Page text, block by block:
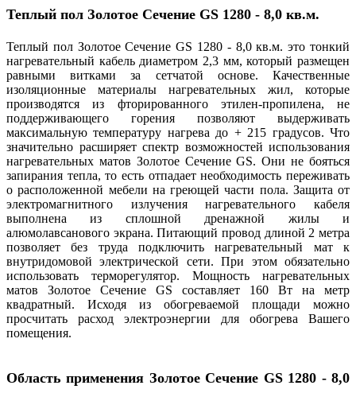
Теплый пол Золотое Сечение GS 1280 - 8,0 кв.м.
Теплый пол Золотое Сечение GS 1280 - 8,0 кв.м. это тонкий
нагревательный кабель диаметром 2,3 мм, который размещен
равными витками за сетчатой основе. Качественные
изоляционные материалы нагревательных жил, которые
производятся из фторированного этилен-пропилена, не
поддерживающего горения позволяют выдерживать
максимальную температуру нагрева до + 215 градусов. Что
значительно расширяет спектр возможностей использования
нагревательных матов Золотое Сечение GS. Они не бояться
запирания тепла, то есть отпадает необходимость переживать
о расположенной мебели на греющей части пола. Защита от
электромагнитного излучения нагревательного кабеля
выполнена из сплошной дренажной жилы и
алюмолавсанового экрана. Питающий провод длиной 2 метра
позволяет без труда подключить нагревательный мат к
внутридомовой электрической сети. При этом обязательно
использовать терморегулятор. Мощность нагревательных
матов Золотое Сечение GS составляет 160 Вт на метр
квадратный. Исходя из обогреваемой площади можно
просчитать расход электроэнергии для обогрева Вашего
помещения.
Область применения Золотое Сечение GS 1280 - 8,0